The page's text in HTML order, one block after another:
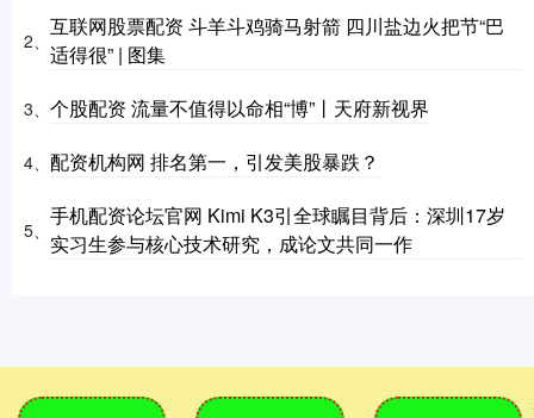
2、
互联网股票配资 斗羊斗鸡骑马射箭 四川盐边火把节“巴
适得很” | 图集
3、 个股配资 流量不值得以命相“博”丨天府新视界
4、 配资机构网 排名第一，引发美股暴跌？
5、
手机配资论坛官网 Kimi K3引全球瞩目背后：深圳17岁
实习生参与核心技术研究，成论文共同一作